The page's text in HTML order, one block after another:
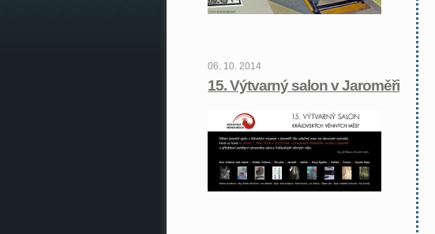
06. 10. 2014
15. Výtvarný salon v Jaroměři